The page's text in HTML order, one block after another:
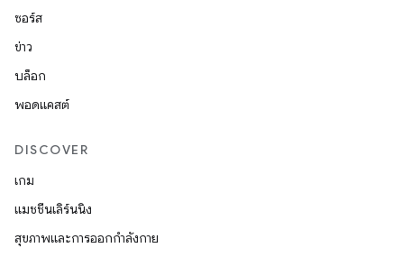
ซอร์ส
ข่าว
บล็อก
พอดแคสต์
DISCOVER
เกม
แมชชีนเลิร์นนิง
สุขภาพและการออกกำลังกาย